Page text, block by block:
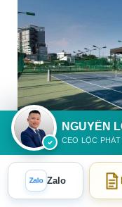
Hình ảnh thực tế
căn hộ
NGUYỄN
CEO LỘC
Zalo Zalo